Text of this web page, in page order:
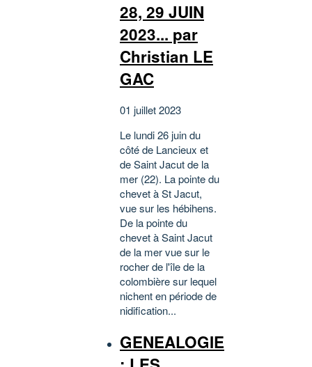
28, 29 JUIN
2023... par
Christian LE
GAC
01 juillet 2023
Le lundi 26 juin du
côté de Lancieux et
de Saint Jacut de la
mer (22). La pointe du
chevet à St Jacut,
vue sur les hébihens.
De la pointe du
chevet à Saint Jacut
de la mer vue sur le
rocher de l'île de la
colombière sur lequel
nichent en période de
nidification...
GENEALOGIE